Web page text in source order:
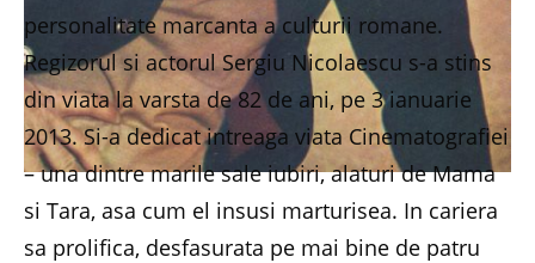
personalitate marcanta a culturii romane.
Regizorul si actorul Sergiu Nicolaescu s-a stins
din viata la varsta de 82 de ani, pe 3 ianuarie
2013. Si-a dedicat intreaga viata Cinematografiei
– una dintre marile sale iubiri, alaturi de Mama
si Tara, asa cum el insusi marturisea. In cariera
sa prolifica, desfasurata pe mai bine de patru